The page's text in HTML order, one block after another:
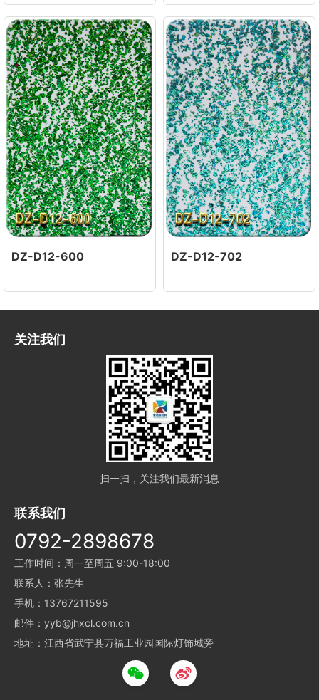
DZ-D12-600 DZ-D12-702
关注我们
扫一扫，关注我们最新消息
联系我们
0792-2898678
工作时间：周一至周五 9:00-18:00
联系人：张先生
手机：13767211595
邮件：yyb@jhxcl.com.cn
地址：江西省武宁县万福工业园国际灯饰城旁